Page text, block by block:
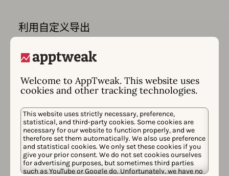
Welcome to AppTweak. This website uses
cookies and other tracking technologies.
This website uses strictly necessary, preference,
statistical, and third-party cookies. Some cookies are
necessary for our website to function properly, and we
therefore set them automatically. We also use preference
and statistical cookies. We only set these cookies if you
give your prior consent. We do not set cookies ourselves
for advertising purposes, but sometimes third parties
such as YouTube or Google do. Unfortunately, we have no
利用自定义导出
轻松导出所有 数据 并与您喜欢的 BI 工具集
更多关于应用表现监测的信息
接收智能 insights 和警报
随时掌握 ASO 活动并获取有关应用表现更新的
通知。